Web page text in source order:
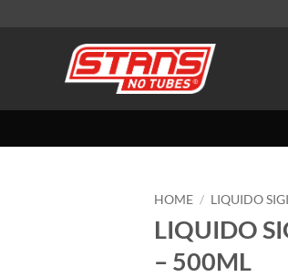
HOME / LIQUIDO
LIQUIDO
– 500ML